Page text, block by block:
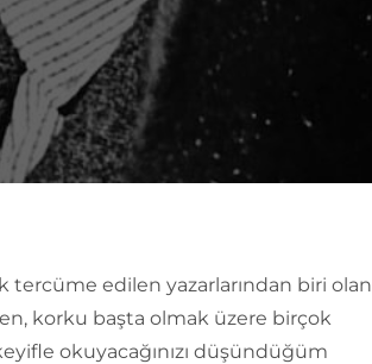
tercüme edilen yazarlarından biri olan
korku başta olmak üzere birçok
okuyacağınızı düşündüğüm